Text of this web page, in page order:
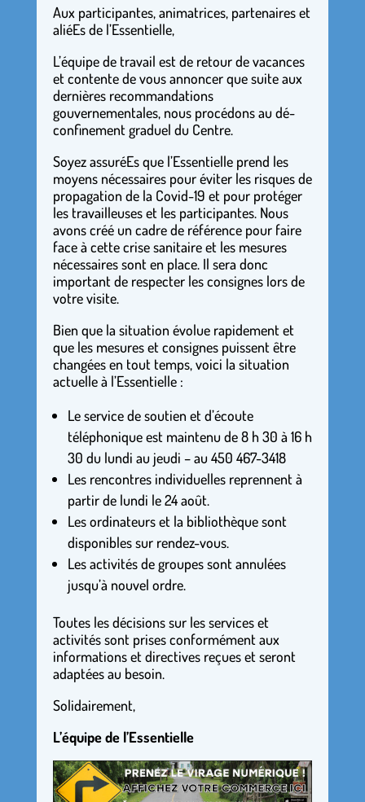
Aux participantes, animatrices, partenaires et
aliéEs de l’Essentielle,
L’équipe de travail est de retour de vacances
et contente de vous annoncer que suite aux
dernières recommandations
gouvernementales, nous procédons au dé-
confinement graduel du Centre.
Soyez assuréEs que l’Essentielle prend les
moyens nécessaires pour éviter les risques de
propagation de la Covid-19 et pour protéger
les travailleuses et les participantes. Nous
avons créé un cadre de référence pour faire
face à cette crise sanitaire et les mesures
nécessaires sont en place. Il sera donc
important de respecter les consignes lors de
votre visite.
Bien que la situation évolue rapidement et
que les mesures et consignes puissent être
changées en tout temps, voici la situation
actuelle à l’Essentielle :
Le service de soutien et d’écoute
téléphonique est maintenu de 8 h 30 à 16 h
30 du lundi au jeudi – au 450 467-3418
Les rencontres individuelles reprennent à
partir de lundi le 24 août.
Les ordinateurs et la bibliothèque sont
disponibles sur rendez-vous.
Les activités de groupes sont annulées
jusqu’à nouvel ordre.
Toutes les décisions sur les services et
activités sont prises conformément aux
informations et directives reçues et seront
adaptées au besoin.
Solidairement,
L’équipe de l’Essentielle